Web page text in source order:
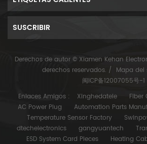
SUSCRIBIR
Derechos de autor © Xiamen Kehan
derechos reservados. / Mapa del
闽ICP备12007055号-1
Enlaces Amigos :
Xinghedatele
Fiber
AC Power Plug
Automation Parts
Temperature Sensor Factory
dtechelectronics
gangyuantech
ESD System Card Pieces
Heating